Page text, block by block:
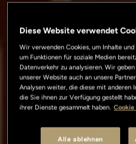
Diese Website verwendet
Wir verwenden Cookies, um Inhalte
um Funktionen für soziale Medien
Datenverkehr zu analysieren. Wir
unserer Website auch an unsere
Analysen weiter, die diese mit anderen
die Sie ihnen zur Verfügung gestellt
ihrer Dienste gesammelt haben.
Alle ablehnen